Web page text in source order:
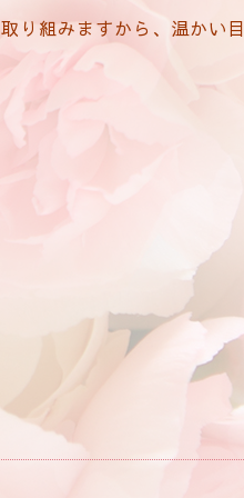
り組みますから、温かい目